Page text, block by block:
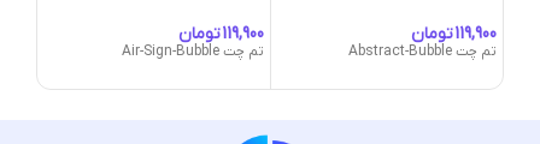
تومان
تم چت Abstract-Bubble
تومان
تم چت Air-Sign-Bubble